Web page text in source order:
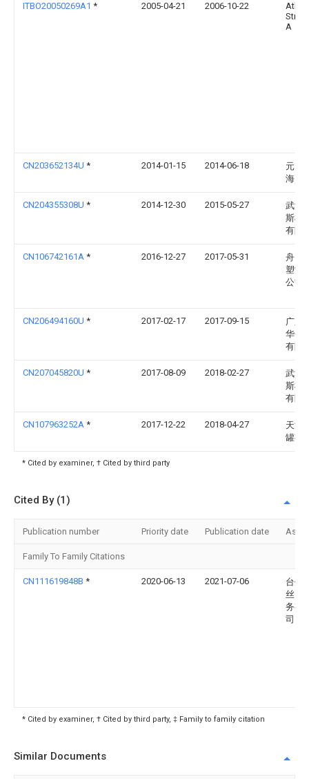
ITBO20050269A1 * 2005-04-21 2006-10-22
A
CN203652134U * 2014-01-15 2014-06-18
元旭
海)有
CN204355308U * 2014-12-30 2015-05-27
武汉
斯机
有限
CN106742161A * 2016-12-27 2017-05-31
舟山
塑制
公司
CN206494160U * 2017-02-17 2017-09-15
广东
华金
有限
CN207045820U * 2017-08-09 2018-02-27
武汉
斯机
有限
CN107963252A * 2017-12-22 2018-04-27
天津
罐有
* Cited by examiner, † Cited by third party
Cited By (1)
Publication number Priority date Publication date
Family To Family Citations
CN111619848B * 2020-06-13 2021-07-06
台州
丝电
务有
司
* Cited by examiner, † Cited by third party, ‡ Family to family citation
Similar Documents